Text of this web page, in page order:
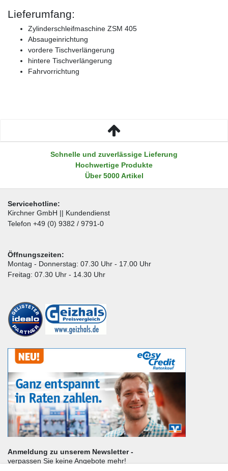
Lieferumfang:
Zylinderschleifmaschine ZSM 405
Absaugeinrichtung
vordere Tischverlängerung
hintere Tischverlängerung
Fahrvorrichtung
Schnelle und zuverlässige Lieferung
Hochwertige Produkte
Über 5000 Artikel
Servicehotline:
Kirchner GmbH || Kundendienst
Telefon +49 (0) 9382 / 9791-0
Öffnungszeiten:
Montag - Donnerstag: 07.30 Uhr - 17.00 Uhr
Freitag: 07.30 Uhr - 14.30 Uhr
Anmeldung zu unserem Newsletter -
verpassen Sie keine Angebote mehr!